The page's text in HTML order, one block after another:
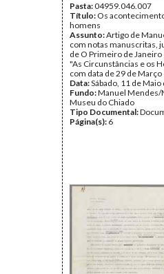
Pasta:04959.046.007
Título: Os
homens
Assunto:Artigo de
com notas manuscritas,
de O Primeiro de Janeiro
"As Circunstâncias e os
com data de 29 de
Data:Sábado, 11 de
Fundo:Manuel Mendes/
Museu do Chiado
Tipo Documental:
Página(s): 6